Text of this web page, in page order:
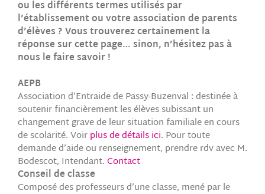
ou les différents termes utilisés par
l’établissement ou votre association de parents
d’élèves ? Vous trouverez certainement la
réponse sur cette page… sinon, n’hésitez pas à
nous le faire savoir !
AEPB
Association d’Entraide de Passy-Buzenval : destinée à
soutenir financièrement les élèves subissant un
changement grave de leur situation familiale en cours
de scolarité. Voirplus de détails ici. Pour toute
demande d’aide ou renseignement, prendre rdv avec M.
Bodescot, Intendant.Contact
Conseil de classe
Composé des professeurs d’une classe, mené par le